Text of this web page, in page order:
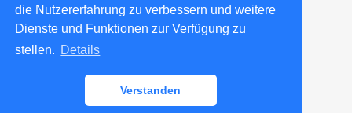
die Nutzererfahrung zu verbessern und weitere
Dienste und Funktionen zur Verfügung zu
stellen. Details
Verstanden